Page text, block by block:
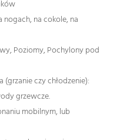
nogach, na cokole, na
Poziomy, Pochylony pod
(grzanie czy chłodzenie):
grzewcze.
mobilnym, lub